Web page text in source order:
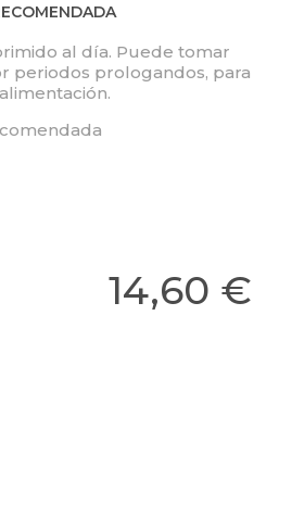
al día. Puede tomar
periodos prologandos, para
14,60 €